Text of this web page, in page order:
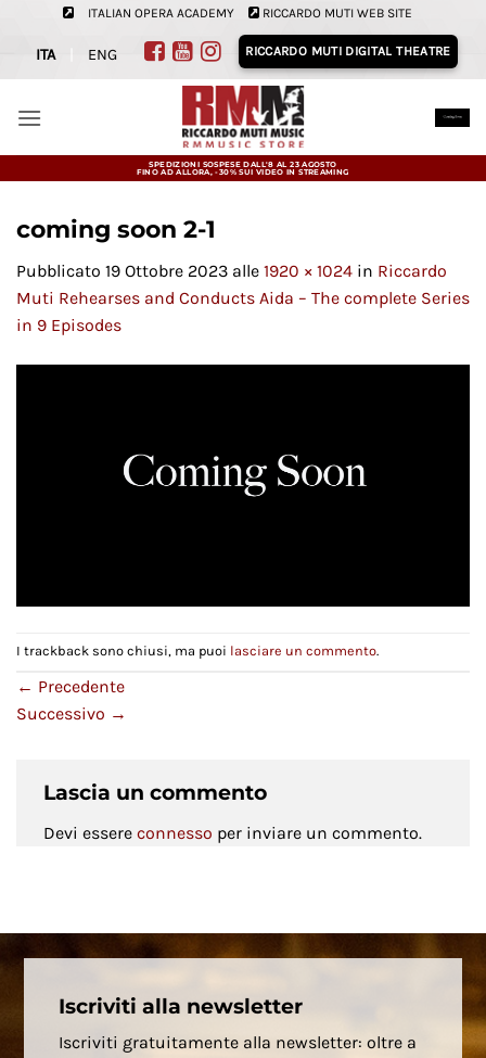
contenuti
ITALIAN OPERA ACADEMY RICCARDO MUTI WEB SITE
ITA ENG RICCARDO MUTI DIGITAL THEATRE
SPEDIZIONI SOSPESE DALL'8 AL 23 AGOSTO
FINO AD ALLORA, -30% SUI VIDEO IN STREAMING
coming soon 2-1
Pubblicato 19 Ottobre 2023 alle 1920 × 1024 in Riccardo
Muti Rehearses and Conducts Aida – The complete Series
in 9 Episodes
I trackback sono chiusi, ma puoi lasciare un commento.
← Precedente
Successivo →
Lascia un commento
Devi essere connesso per inviare un commento.
Iscriviti alla newsletter
Iscriviti gratuitamente alla newsletter: oltre a